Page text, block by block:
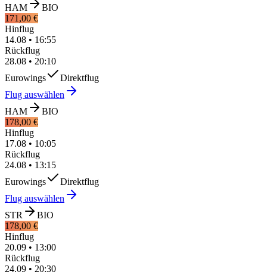
HAM
BIO
171,00 €
Hinflug
14.08 • 16:55
Rückflug
28.08 • 20:10
Eurowings
Direktflug
Flug auswählen
HAM
BIO
178,00 €
Hinflug
17.08 • 10:05
Rückflug
24.08 • 13:15
Eurowings
Direktflug
Flug auswählen
STR
BIO
178,00 €
Hinflug
20.09 • 13:00
Rückflug
24.09 • 20:30